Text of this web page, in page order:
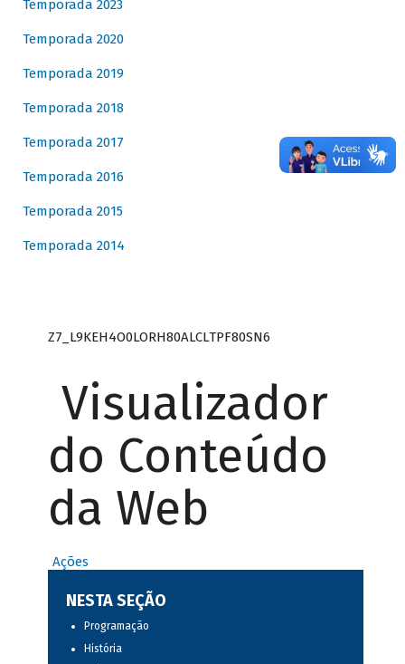
Temporada 2023
Temporada 2020
Temporada 2019
Temporada 2018
Temporada 2017
Temporada 2016
Temporada 2015
Temporada 2014
Z7_L9KEH4O0LORH80ALCLTPF80SN6
Visualizador
do Conteúdo
da Web
Ações
NESTA SEÇÃO
Programação
História